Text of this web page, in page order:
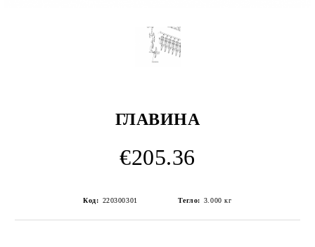
ГЛАВИНА
€205.36
Код: 220300301 Тегло: 3.000 кг